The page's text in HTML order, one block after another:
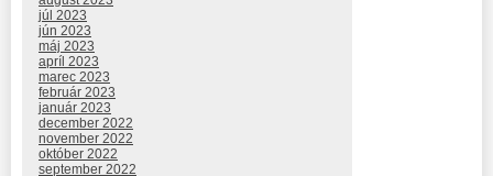
júl 2023
jún 2023
máj 2023
apríl 2023
marec 2023
február 2023
január 2023
december 2022
november 2022
október 2022
september 2022